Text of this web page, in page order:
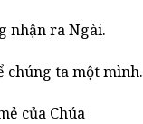
nhận ra Ngài.
chúng ta một mình.
của Chúa